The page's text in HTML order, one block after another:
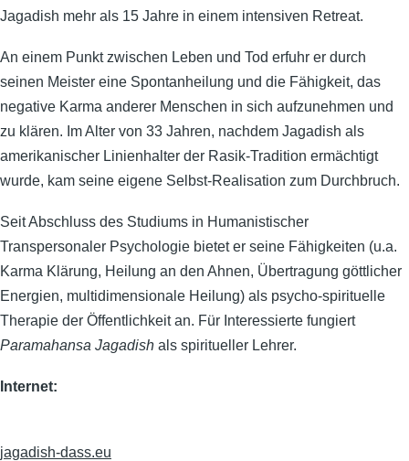
Jagadish mehr als 15 Jahre in einem intensiven Retreat.
An einem Punkt zwischen Leben und Tod erfuhr er durch
seinen Meister eine Spontanheilung und die Fähigkeit, das
negative Karma anderer Menschen in sich aufzunehmen und
zu klären. Im Alter von 33 Jahren, nachdem Jagadish als
amerikanischer Linienhalter der Rasik-Tradition ermächtigt
wurde, kam seine eigene Selbst-Realisation zum Durchbruch.
Seit Abschluss des Studiums in Humanistischer
Transpersonaler Psychologie bietet er seine Fähigkeiten (u.a.
Karma Klärung, Heilung an den Ahnen, Übertragung göttlicher
Energien, multidimensionale Heilung) als psycho-spirituelle
Therapie der Öffentlichkeit an. Für Interessierte fungiert
Paramahansa Jagadish als spiritueller Lehrer.
Internet:
jagadish-dass.eu